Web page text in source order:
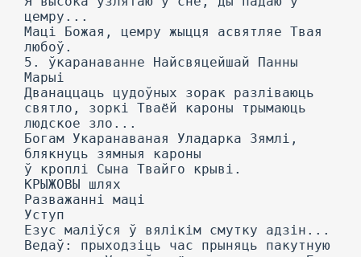
цемру...
Маці Божая, цемру жыцця асвятляе Твая
любоў.
5. ўкаранаванне Найсвяцейшай Панны
Марыі
Дванаццаць цудоўных зорак разліваюць
святло, зоркі Тваёй кароны трымаюць
людское зло...
Богам Укаранаваная Уладарка Зямлі,
блякнуць зямныя кароны
ў кроплі Сына Твайго крыві.
КРЫЖОВЫ шлях
Разважанні маці
Уступ
Езус маліўся ў вялікім смутку адзін...
Ведаў: прыходзіць час прыняць пакутную